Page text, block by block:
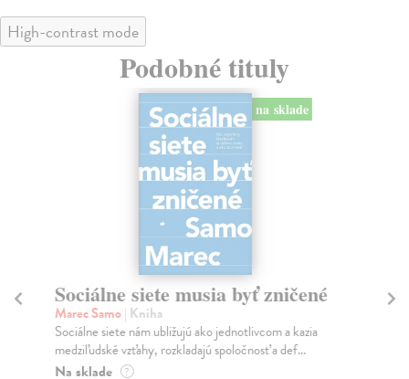
High-contrast mode
Podobné tituly
na sklade
Sociálne siete musia byť zničené
Marec Samo| Kniha
Sociálne siete nám ubližujú ako jednotlivcom a kazia
medziľudské vzťahy, rozkladajú spoločnosť a def...
Na sklade ?